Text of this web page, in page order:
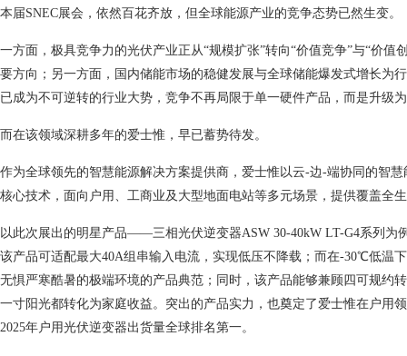
本届SNEC展会，依然百花齐放，但全球能源产业的竞争态势已然生变。
一方面，极具竞争力的光伏产业正从“规模扩张”转向“价值竞争”与“价
要方向；另一方面，国内储能市场的稳健发展与全球储能爆发式增长为
已成为不可逆转的行业大势，竞争不再局限于单一硬件产品，而是升级
而在该领域深耕多年的爱士惟，早已蓄势待发。
作为全球领先的智慧能源解决方案提供商，爱士惟以云-边-端协同的智
核心技术，面向户用、工商业及大型地面电站等多元场景，提供覆盖全
以此次展出的明星产品——三相光伏逆变器ASW 30-40kW LT-G4系列为
该产品可适配最大40A组串输入电流，实现低压不降载；而在-30℃低温
无惧严寒酷暑的极端环境的产品典范；同时，该产品能够兼顾四可规约
一寸阳光都转化为家庭收益。突出的产品实力，也奠定了爱士惟在户用
2025年户用光伏逆变器出货量全球排名第一。